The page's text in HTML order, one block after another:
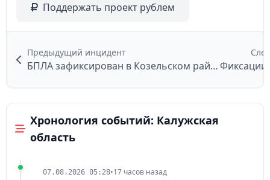
Поддержать проект рублем
Предыдущий инцидент
БПЛА зафиксирован в Козельском районеФиксации
Хронология событий: Калужская
область
07.08.2026 05:28•17 часов назад